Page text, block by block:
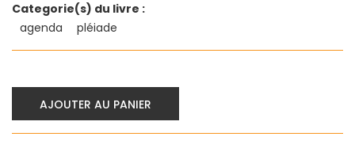
Categorie(s) du livre :
agenda
pléiade
AJOUTER AU PANIER